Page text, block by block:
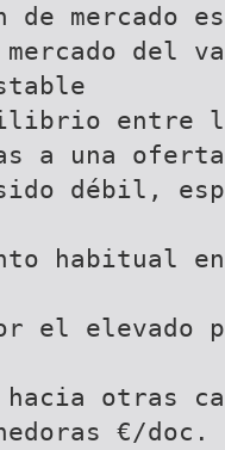
de mercado
del
entre
a una
sido débil,
habitual
el
hacia otras
€/